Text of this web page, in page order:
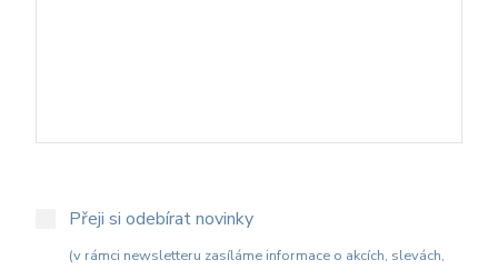
Přeji si odebírat novinky
(v rámci newsletteru zasíláme informace o akcích, slevách,